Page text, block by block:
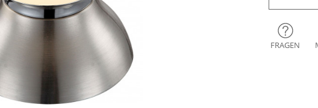
FRAGEN